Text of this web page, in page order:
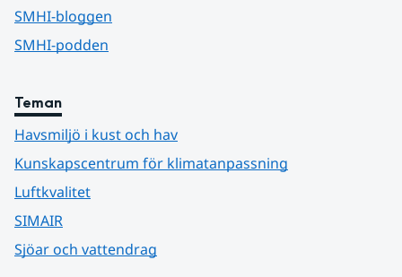
SMHI-bloggen
SMHI-podden
Teman
Havsmiljö i kust och hav
Kunskapscentrum för klimatanpassning
Luftkvalitet
SIMAIR
Sjöar och vattendrag